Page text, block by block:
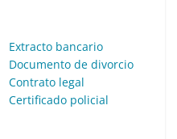
Extracto bancario
Documento de divorcio
Contrato legal
Certificado policial